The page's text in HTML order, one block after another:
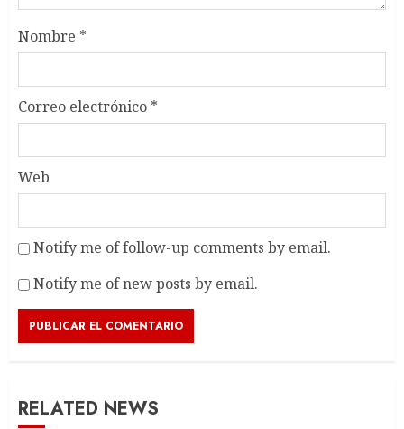
Nombre *
Correo electrónico *
Web
Notify me of follow-up comments by email.
Notify me of new posts by email.
RELATED NEWS